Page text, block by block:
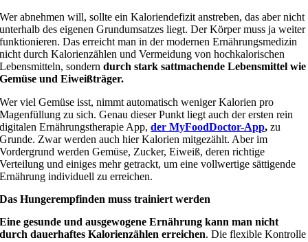
Wer abnehmen will, sollte ein Kaloriendefizit anstreben, das aber nicht
unterhalb des eigenen Grundumsatzes liegt. Der Körper muss ja weiter
funktionieren. Das erreicht man in der modernen Ernährungsmedizin
nicht durch Kalorienzählen und Vermeidung von hochkalorischen
Lebensmitteln, sonderndurch stark sattmachende Lebensmittel wie
Gemüse und Eiweißträger.
Wer viel Gemüse isst, nimmt automatisch weniger Kalorien pro
Magenfüllung zu sich. Genau dieser Punkt liegt auch der ersten rein
digitalen Ernährungstherapie App, der MyFoodDoctor-App, zu
Grunde. Zwar werden auch hier Kalorien mitgezählt. Aber im
Vordergrund werden Gemüse, Zucker, Eiweiß, deren richtige
Verteilung und einiges mehr getrackt, um eine vollwertige sättigende
Ernährung individuell zu erreichen.
Das Hungerempfinden muss trainiert werden
Eine gesunde und ausgewogene Ernährung kann man nicht
durch dauerhaftes Kalorienzählen erreichen. Die flexible Kontrolle